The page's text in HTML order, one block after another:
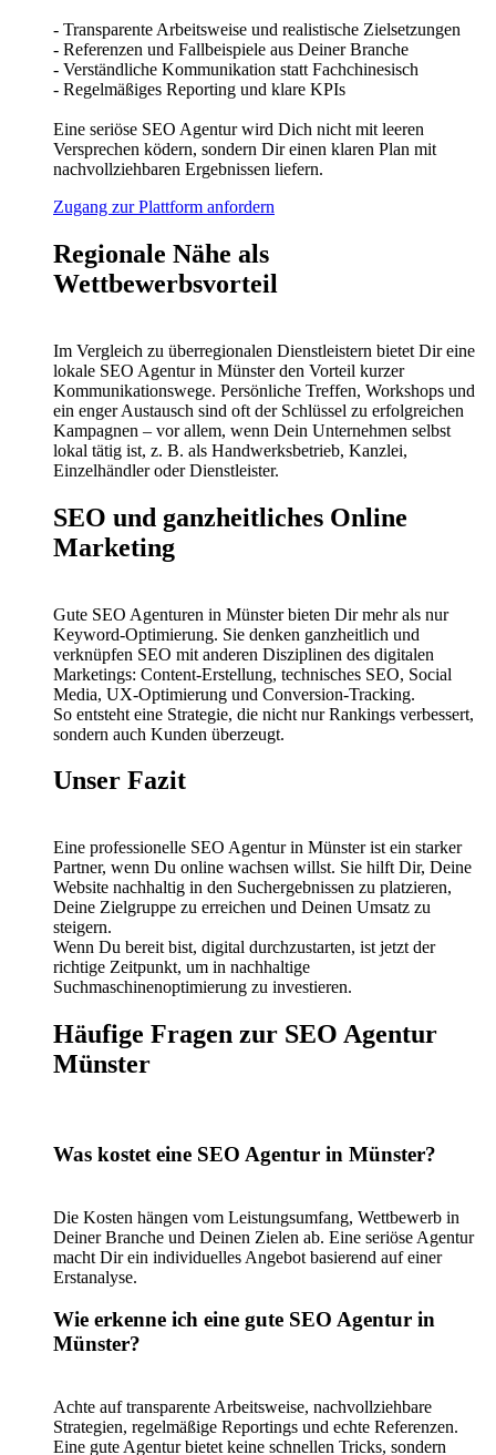
- Transparente Arbeitsweise und realistische Zielsetzungen
- Referenzen und Fallbeispiele aus Deiner Branche
- Verständliche Kommunikation statt Fachchinesisch
- Regelmäßiges Reporting und klare KPIs
Eine seriöse SEO Agentur wird Dich nicht mit leeren
Versprechen ködern, sondern Dir einen klaren Plan mit
nachvollziehbaren Ergebnissen liefern.
Zugang zur Plattform anfordern
Regionale Nähe als
Wettbewerbsvorteil
Im Vergleich zu überregionalen Dienstleistern bietet Dir eine
lokale SEO Agentur in Münster den Vorteil kurzer
Kommunikationswege. Persönliche Treffen, Workshops und
ein enger Austausch sind oft der Schlüssel zu erfolgreichen
Kampagnen – vor allem, wenn Dein Unternehmen selbst
lokal tätig ist, z. B. als Handwerksbetrieb, Kanzlei,
Einzelhändler oder Dienstleister.
SEO und ganzheitliches Online
Marketing
Gute SEO Agenturen in Münster bieten Dir mehr als nur
Keyword-Optimierung. Sie denken ganzheitlich und
verknüpfen SEO mit anderen Disziplinen des digitalen
Marketings: Content-Erstellung, technisches SEO, Social
Media, UX-Optimierung und Conversion-Tracking.
So entsteht eine Strategie, die nicht nur Rankings verbessert,
sondern auch Kunden überzeugt.
Unser Fazit
Eine professionelle SEO Agentur in Münster ist ein starker
Partner, wenn Du online wachsen willst. Sie hilft Dir, Deine
Website nachhaltig in den Suchergebnissen zu platzieren,
Deine Zielgruppe zu erreichen und Deinen Umsatz zu
steigern.
Wenn Du bereit bist, digital durchzustarten, ist jetzt der
richtige Zeitpunkt, um in nachhaltige
Suchmaschinenoptimierung zu investieren.
Häufige Fragen zur SEO Agentur
Münster
Was kostet eine SEO Agentur in Münster?
Die Kosten hängen vom Leistungsumfang, Wettbewerb in
Deiner Branche und Deinen Zielen ab. Eine seriöse Agentur
macht Dir ein individuelles Angebot basierend auf einer
Erstanalyse.
Wie erkenne ich eine gute SEO Agentur in
Münster?
Achte auf transparente Arbeitsweise, nachvollziehbare
Strategien, regelmäßige Reportings und echte Referenzen.
Eine gute Agentur bietet keine schnellen Tricks, sondern